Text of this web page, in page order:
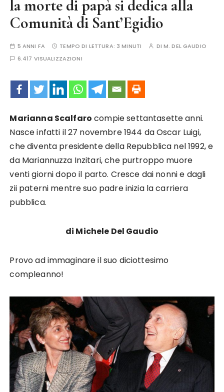
la morte di papà si dedica alla
Comunità di Sant’Egidio
5 ANNI FA TEMPO DI LETTURA: 3 MINUTI DI M. DEL GAUDIO
6.417 VISUALIZZAZIONI
Marianna Scalfaro compie settantasette anni.
Nasce infatti il 27 novembre 1944 da Oscar Luigi,
che diventa presidente della Repubblica nel 1992, e
da Mariannuzza Inzitari, che purtroppo muore
venti giorni dopo il parto. Cresce dai nonni e dagli
zii paterni mentre suo padre inizia la carriera
pubblica.
di Michele Del Gaudio
Provo ad immaginare il suo diciottesimo
compleanno!